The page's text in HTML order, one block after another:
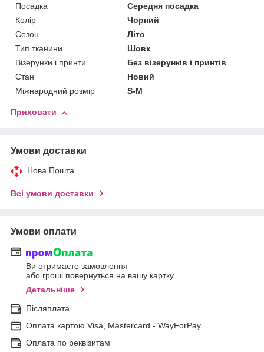
Посадка
Середня посадка
Колір
Чорний
Сезон
Літо
Тип тканини
Шовк
Візерунки і принти
Без візерунків і принтів
Стан
Новий
Міжнародний розмір
S-M
Приховати
Умови доставки
Нова Пошта
Всі умови доставки
Умови оплати
Ви отримаєте замовлення
або гроші повернуться на вашу картку
Детальніше
Післяплата
Оплата картою Visa, Mastercard - WayForPay
Оплата по реквізитам